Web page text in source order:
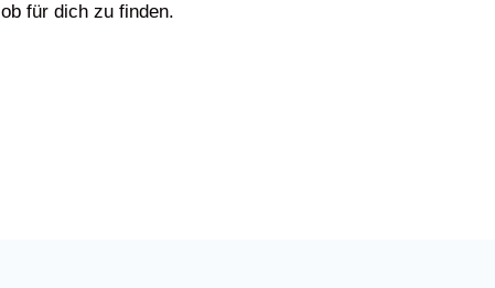
für dich zu finden.